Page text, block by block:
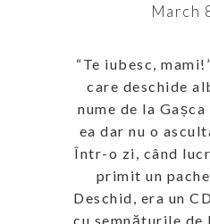
March
“Te iubesc,
care deschide
nume de la
ea dar nu o
Într-o zi, când
primit un
Deschid, era un
cu semnăturile